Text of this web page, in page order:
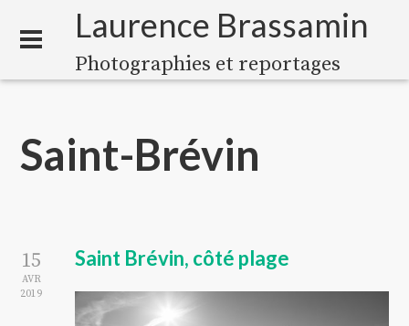
Laurence Brassamin
Photographies et reportages
Saint-Brévin
15
AVR
2019
Saint Brévin, côté plage